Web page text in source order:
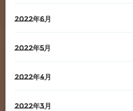
2022年6月
2022年5月
2022年4月
2022年3月